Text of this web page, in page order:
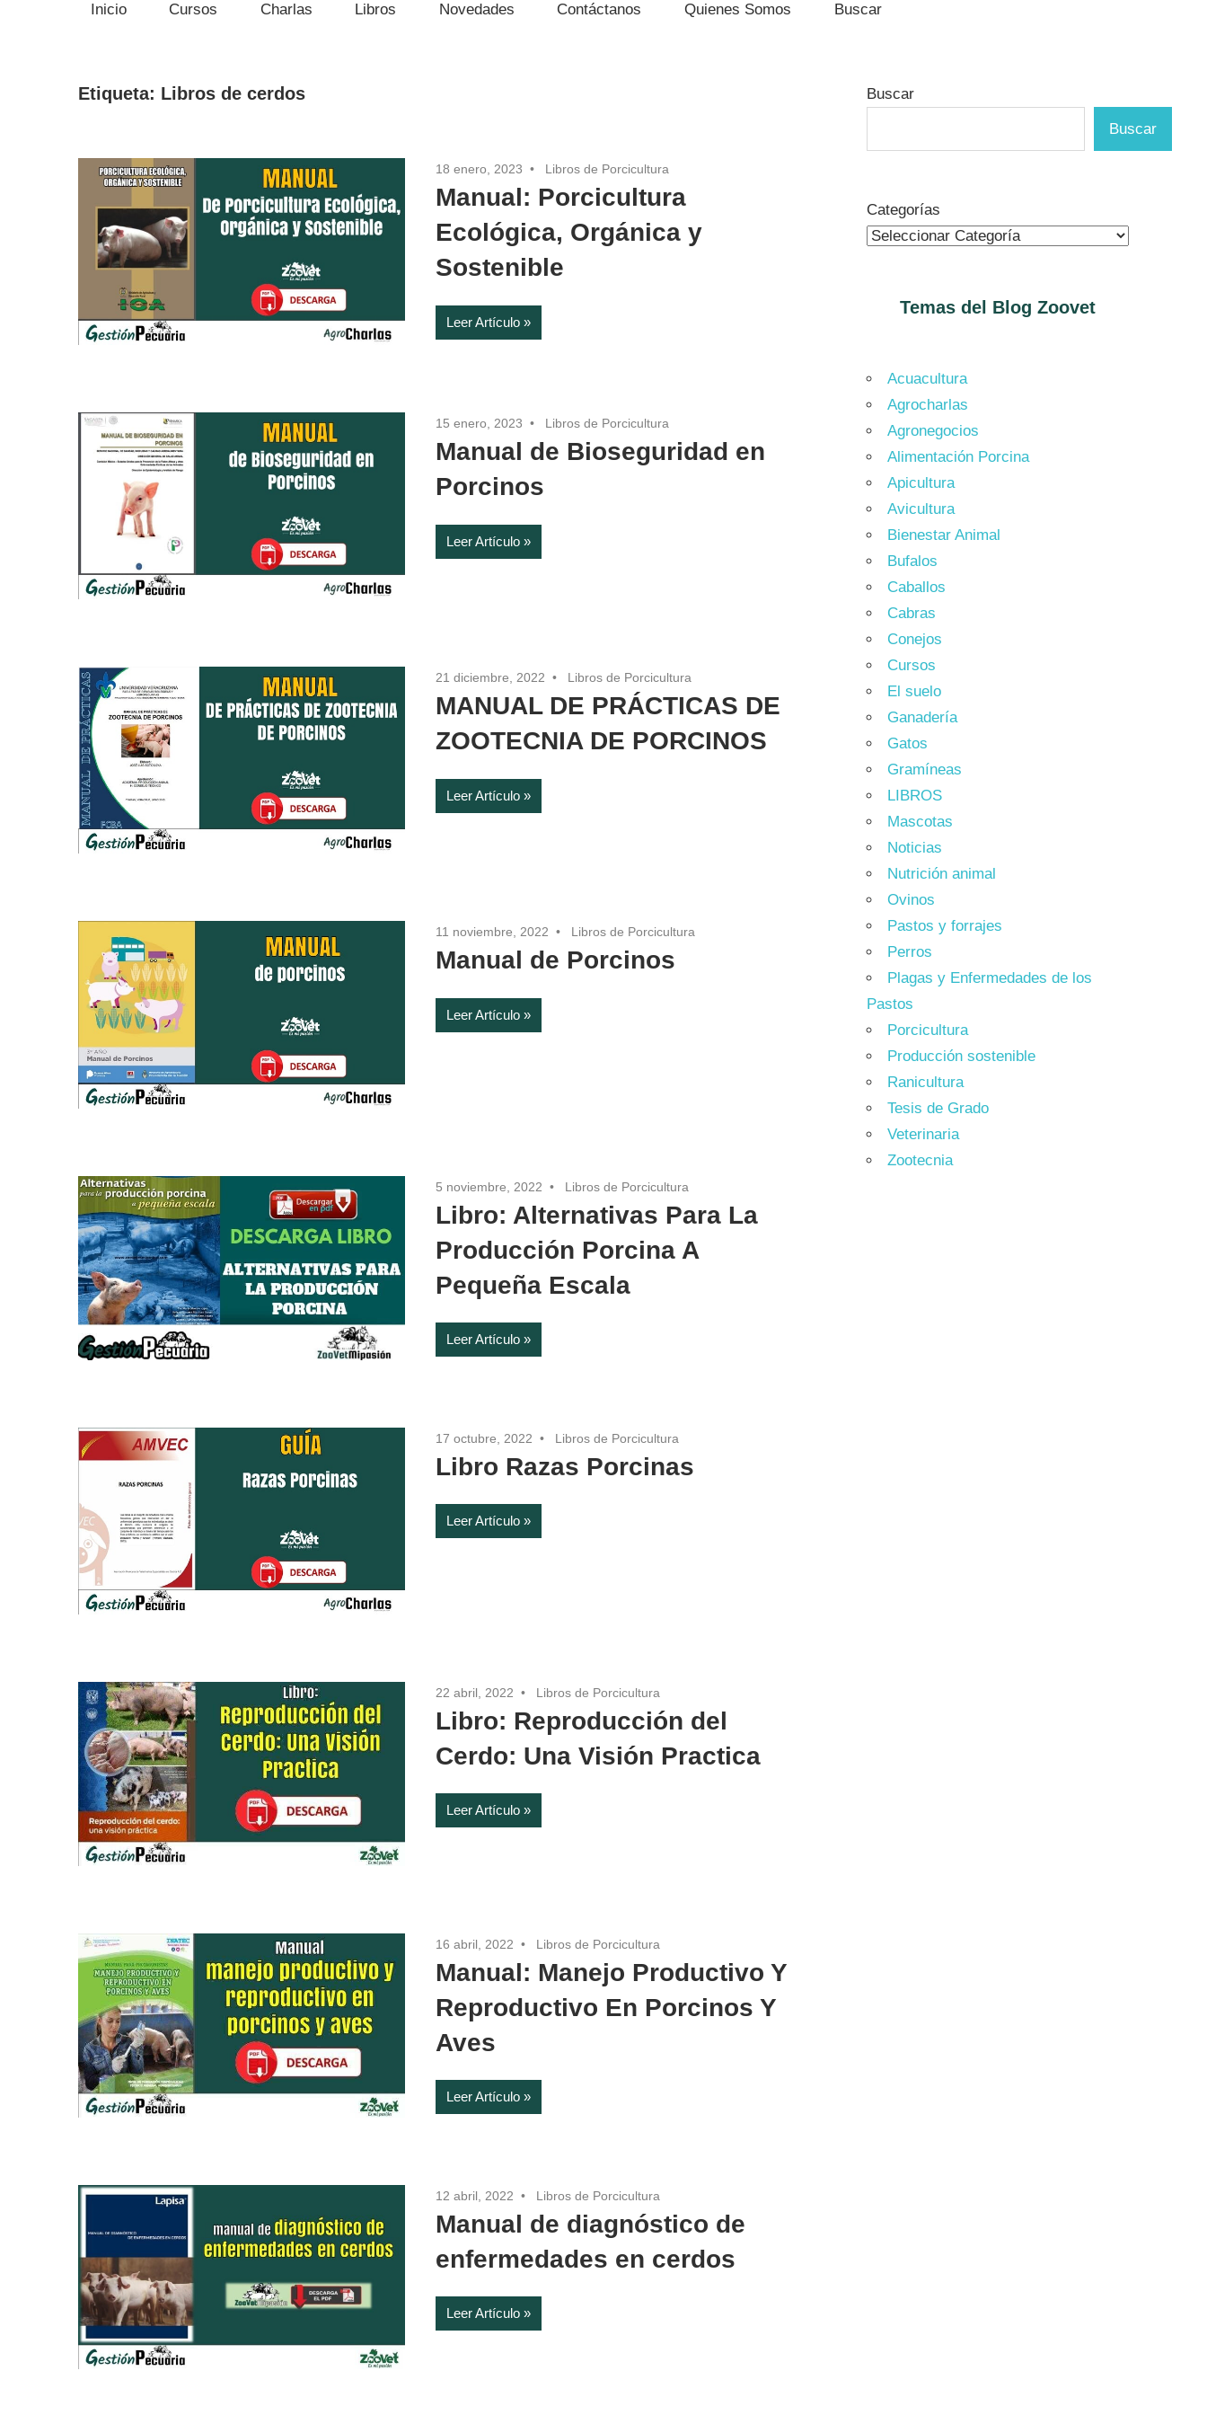
Inicio Cursos Charlas Libros Novedades Contáctanos Quienes Somos Buscar
Etiqueta: Libros de cerdos
18 enero, 2023 Libros de Porcicultura
Manual: Porcicultura
Ecológica, Orgánica y
Sostenible
Leer Artículo
15 enero, 2023 Libros de Porcicultura
Manual de Bioseguridad en
Porcinos
Leer Artículo
21 diciembre, 2022 Libros de Porcicultura
MANUAL DE PRÁCTICAS DE
ZOOTECNIA DE PORCINOS
Leer Artículo
11 noviembre, 2022 Libros de Porcicultura
Manual de Porcinos
Leer Artículo
5 noviembre, 2022 Libros de Porcicultura
Libro: Alternativas Para La
Producción Porcina A
Pequeña Escala
Leer Artículo
17 octubre, 2022 Libros de Porcicultura
Libro Razas Porcinas
Leer Artículo
22 abril, 2022 Libros de Porcicultura
Libro: Reproducción del
Cerdo: Una Visión Practica
Leer Artículo
16 abril, 2022 Libros de Porcicultura
Manual: Manejo Productivo Y
Reproductivo En Porcinos Y
Aves
Leer Artículo
12 abril, 2022 Libros de Porcicultura
Manual de diagnóstico de
enfermedades en cerdos
Leer Artículo
Buscar
Buscar
Categorías
Temas del Blog Zoovet
Acuacultura
Agrocharlas
Agronegocios
Alimentación Porcina
Apicultura
Avicultura
Bienestar Animal
Bufalos
Caballos
Cabras
Conejos
Cursos
El suelo
Ganadería
Gatos
Gramíneas
LIBROS
Mascotas
Noticias
Nutrición animal
Ovinos
Pastos y forrajes
Perros
Plagas y Enfermedades de los
Pastos
Porcicultura
Producción sostenible
Ranicultura
Tesis de Grado
Veterinaria
Zootecnia